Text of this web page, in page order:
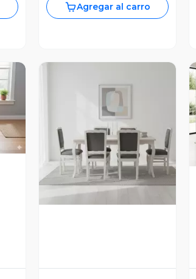
Agregar al carro
Vista Previa